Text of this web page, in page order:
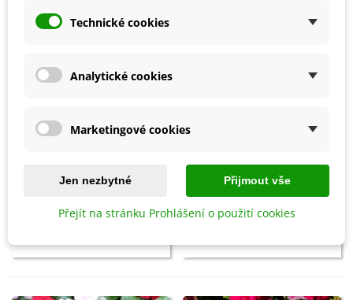
Není skladem
Catharanthus roseus -
Barvínek Tatoo Tangerine -
Catharanthus roseus -
Technické cookies
Analytické cookies
Marketingové cookies
Jen nezbytné Přijmout vše
Přejít na stránku Prohlášení o použití cookies